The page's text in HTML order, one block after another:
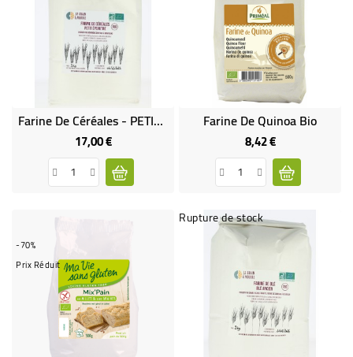
Farine De Céréales - PETIT EPEAUTRE - T80
17,00 €Prix
Farine De Quinoa Bio
8,42 €Prix
-70%
Prix Réduit
Rupture de stock